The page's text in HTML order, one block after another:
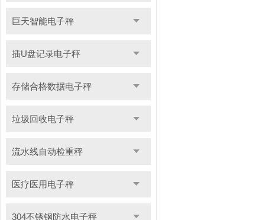
巨天智能电子秤
插U盘记录电子秤
存储合格数据电子秤
垃圾回收电子秤
流水线自动检重秤
医疗医用电子秤
304不锈钢防水电子秤